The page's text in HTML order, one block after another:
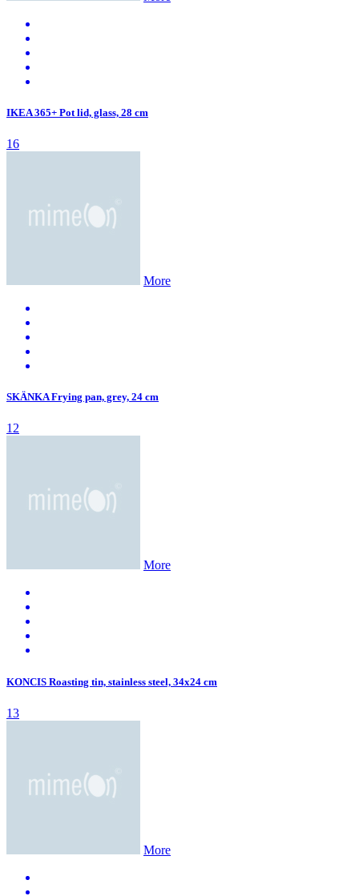
IKEA 365+ Pot lid, glass, 28 cm
16
More
SKÄNKA Frying pan, grey, 24 cm
12
More
KONCIS Roasting tin, stainless steel, 34x24 cm
13
More